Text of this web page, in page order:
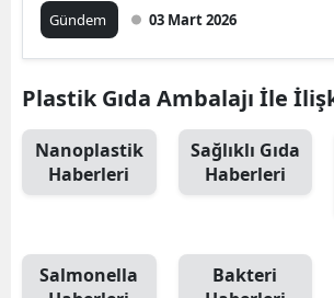
Gündem 03 Mart 2026
Plastik Gıda Ambalajı İle
Nanoplastik
Haberleri
Sağlıklı Gıda
Haberleri
Salmonella
Bakteri